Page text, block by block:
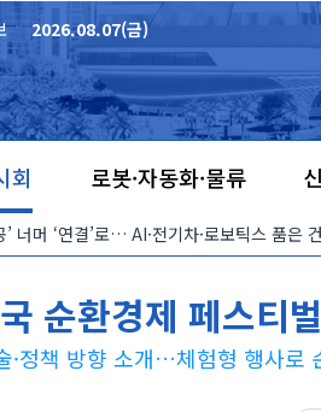
2026.08.07(금)
회 로봇·자동화·물류
너머 ‘연결’로… AI·전기차·로보틱스 품은
순환경제 페스티
·정책 방향 소개…체험형 행사로